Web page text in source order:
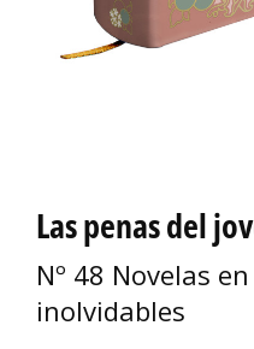
Las penas del
Nº 48 Novelas
inolvidables